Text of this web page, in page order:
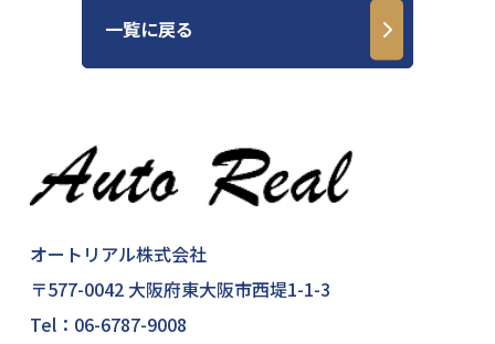
一覧に戻る
オートリアル株式会社
〒577-0042 大阪府東大阪市西堤1-1-3
Tel： 06-6787-9008